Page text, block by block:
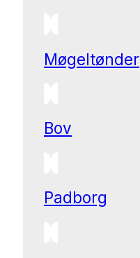
Møgeltønder
Bov
Padborg